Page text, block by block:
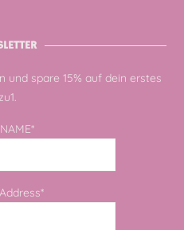
und spare 15% auf dein erstes